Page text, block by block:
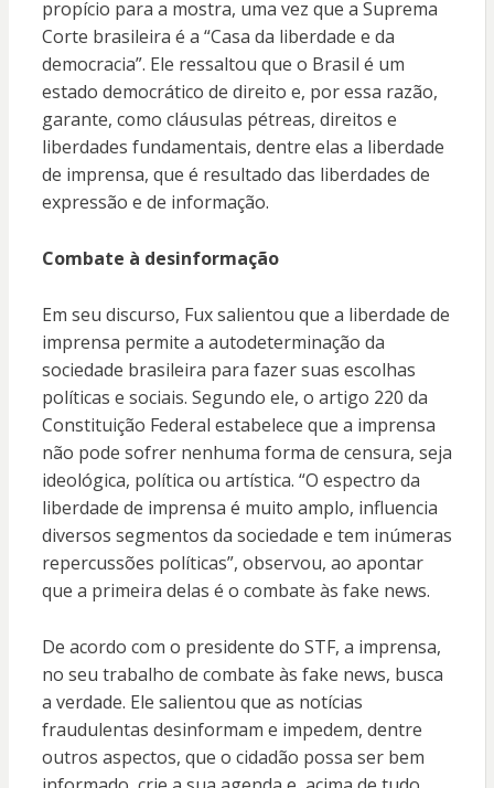
propício para a mostra, uma vez que a Suprema
Corte brasileira é a “Casa da liberdade e da
democracia”. Ele ressaltou que o Brasil é um
estado democrático de direito e, por essa razão,
garante, como cláusulas pétreas, direitos e
liberdades fundamentais, dentre elas a liberdade
de imprensa, que é resultado das liberdades de
expressão e de informação.
Combate à desinformação
Em seu discurso, Fux salientou que a liberdade de
imprensa permite a autodeterminação da
sociedade brasileira para fazer suas escolhas
políticas e sociais. Segundo ele, o artigo 220 da
Constituição Federal estabelece que a imprensa
não pode sofrer nenhuma forma de censura, seja
ideológica, política ou artística. “O espectro da
liberdade de imprensa é muito amplo, influencia
diversos segmentos da sociedade e tem inúmeras
repercussões políticas”, observou, ao apontar
que a primeira delas é o combate às fake news.
De acordo com o presidente do STF, a imprensa,
no seu trabalho de combate às fake news, busca
a verdade. Ele salientou que as notícias
fraudulentas desinformam e impedem, dentre
outros aspectos, que o cidadão possa ser bem